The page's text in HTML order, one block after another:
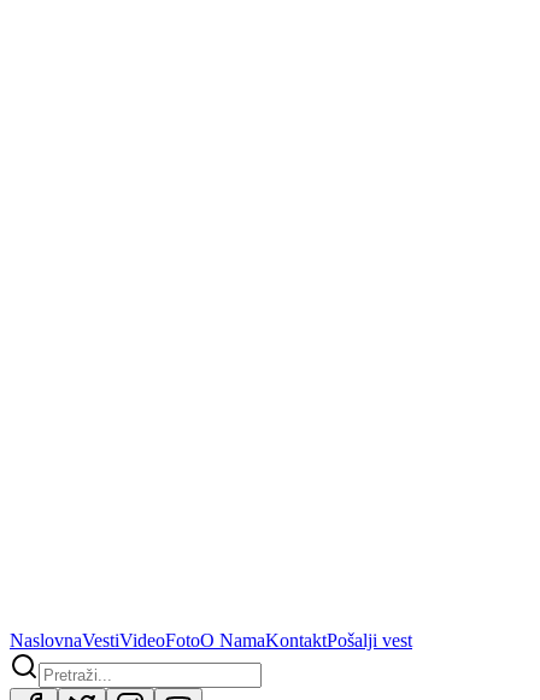
NaslovnaVestiVideoFotoO NamaKontaktPošalji vest